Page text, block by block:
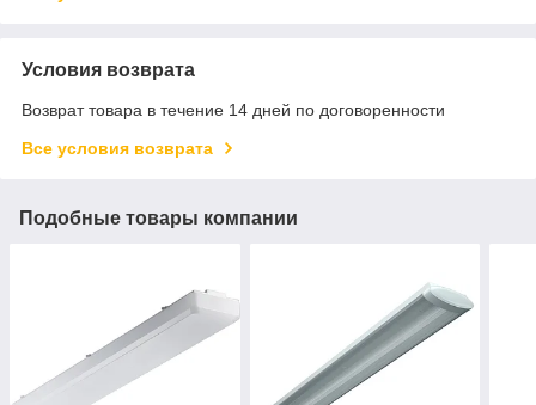
Условия возврата
Возврат товара в течение 14 дней по договоренности
Все условия возврата
Подобные товары компании